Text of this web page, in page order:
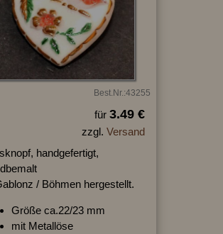
Best.Nr.:43255
für 3.49 €
zzgl. Versand
handgefertigt,
/ Böhmen hergestellt.
Größe ca.22/23 mm
mit Metallöse